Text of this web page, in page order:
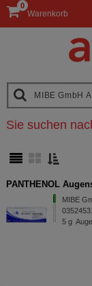
Warenkorb
0
Sie suchen
PANTHENOL
MIBE
5 g